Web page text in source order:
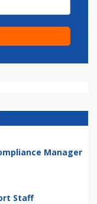
Manager
Staff